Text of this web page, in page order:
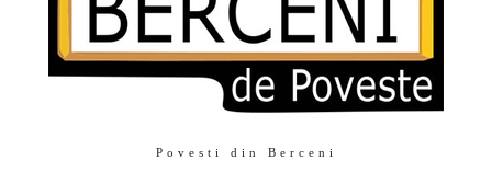
Povesti din Berceni